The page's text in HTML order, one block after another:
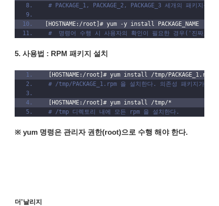
# PACKAGE_1, PACKAGE_2, PACKAGE_3 세개의 패키지를
[HOSTNAME:/root]# yum -y install PACKAGE_NAME
#  명령어 수행 시 사용자의 확인이 필요한 경우('진짜로
5. 사용법 : RPM 패키지 설치
[HOSTNAME:/root]# yum install /tmp/PACKAGE_1.rpm
# /tmp/PACKAGE_1.rpm 을 설치한다. 의존성 패키지가 필
[HOSTNAME:/root]# yum install /tmp/*
# /tmp 디렉토리 내에 모든 rpm 을 설치한다.
※ yum 명령은 관리자 권한(root)으로 수행 해야 한다.
더’날리지